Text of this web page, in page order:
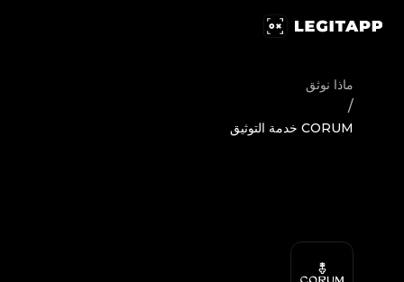
ماذا نوثق
/
CORUM خدمة التوثيق